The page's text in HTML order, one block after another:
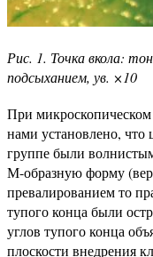
Рис. 1. Точка вкола:
подсыханием, ув. ×10
При
нами установлено, что
группе были
М-образную форму
превалированием то
тупого конца были
углов тупого конца
плоскости внедрения